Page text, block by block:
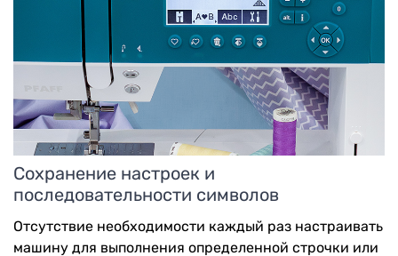
Сохранение настроек и
последовательности символов
Отсутствие необходимости каждый раз настраивать
машину для выполнения определенной строчки или